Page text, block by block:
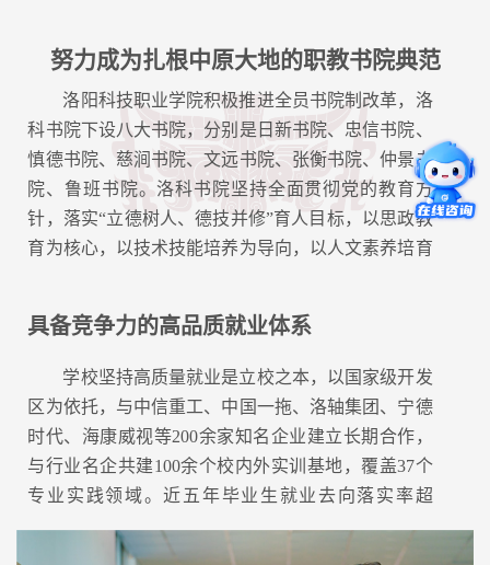
设和推动学校事业
内涵式发展提供坚
强保障。
心育人，帮助学生
成就梦想”的办学宗
旨，把“认同、尊
重、激活”的育人理
念融入学生的全面
发展，建设青年友
好型职业大学，为
支撑中国式现代化
匠、能工巧匠、高
努力成为扎根中原大地的职教书院典范
洛阳科技职业学院积极推进全员书院制改革，洛
科书院下设八大书院，分别是日新书院、忠信书院、
慎德书院、慈涧书院、文远书院、张衡书院、仲景书
院、鲁班书院。洛科书院坚持全面贯彻党的教育方
针，落实“立德树人、德技并修”育人目标，以思政教
育为核心，以技术技能培养为导向，以人文素养培育
德博学、内心充盈、敏行善言的高技能人才，努力成
为扎根中原大地的职教书院典范。
具备竞争力的高品质就业体系
学校坚持高质量就业是立校之本，以国家级开发
区为依托，与中信重工、中国一拖、洛轴集团、宁德
时代、海康威视等200余家知名企业建立长期合作，
与行业名企共建100余个校内外实训基地，覆盖37个
专业实践领域。近五年毕业生就业去向落实率超
就业率均保持较高水平，为服务区域经济转型升级提